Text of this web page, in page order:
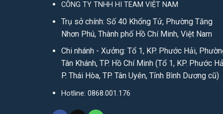
CÔNG TY TNHH HI TEAM VIỆT NAM
Trụ sở chính: Số 40 Khổng Tử, Phường Tăng
Nhơn Phú, Thành phố Hồ Chí Minh, Việt Nam
Chi nhánh - Xưởng: Tổ 1, KP. Phước Hải,
Tân Khánh, TP. Hồ Chí Minh (Tổ 1, KP. Phước
P. Thái Hòa, TP. Tân Uyên, Tỉnh Bình Dương cũ)
Hotline: 0868.001.176